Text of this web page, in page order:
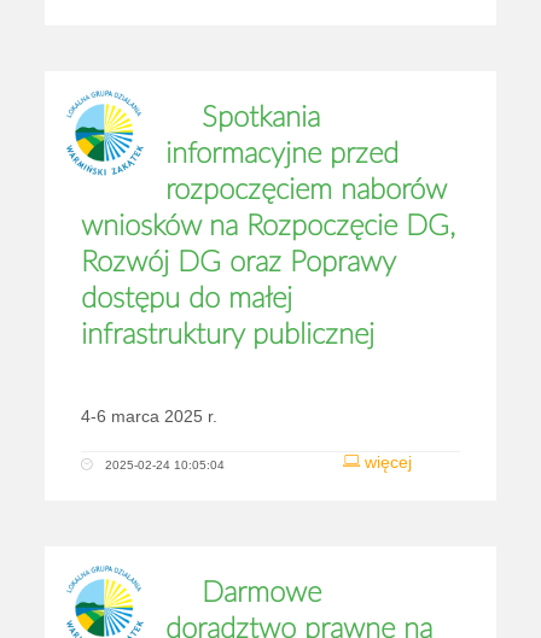
Spotkania
informacyjne przed
rozpoczęciem naborów
wniosków na Rozpoczęcie DG,
Rozwój DG oraz Poprawy
dostępu do małej
infrastruktury publicznej
4-6 marca 2025 r.
więcej
2025-02-24 10:05:04
Darmowe
doradztwo prawne na